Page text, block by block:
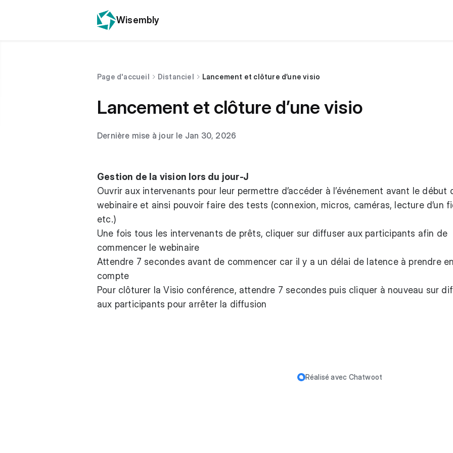
Wisembly
Page d'accueil Distanciel Lancement et clôture d’une visio
Lancement et clôture d’une visio
Dernière mise à jour le Jan 30, 2026
Gestion de la vision lors du jour-J
Ouvrir aux intervenants pour leur permettre d’accéder à l’événement avant le début
webinaire et ainsi pouvoir faire des tests (connexion, micros, caméras, lecture d’un
etc.)
Une fois tous les intervenants de prêts, cliquer sur diffuser aux participants afin de
commencer le webinaire
Attendre 7 secondes avant de commencer car il y a un délai de latence à prendre en
compte
Pour clôturer la Visio conférence, attendre 7 secondes puis cliquer à nouveau sur
aux participants pour arrêter la diffusion
Réalisé avec Chatwoot